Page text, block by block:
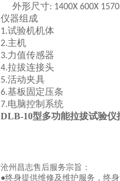
外形尺寸: 1400X 600X
仪器组成
1.试验机机体
2.主机
3.力值传感器
4.拉拔连接头
5.活动夹具
6.基板固定压条
7.电脑控制系统
DLB-10型多功能拉拔试验仪
沧州昌志售后服务宗旨：
●终身提供维修及维护服务，终